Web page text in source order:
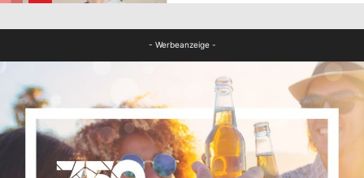
- Werbeanzeige -